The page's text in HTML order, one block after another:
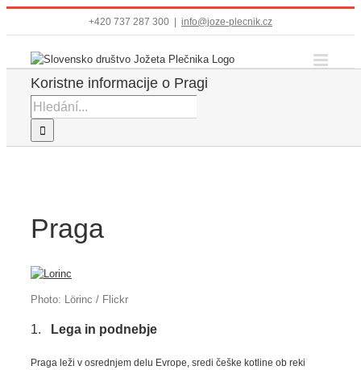
+420 737 287 300 info@joze-plecnik.cz
Koristne informacije o Pragi
Hledat:
Praga
Photo: Lörinc / Flickr
1. Lega in podnebje
Praga leži v osrednjem delu Evrope, sredi češke kotline ob reki